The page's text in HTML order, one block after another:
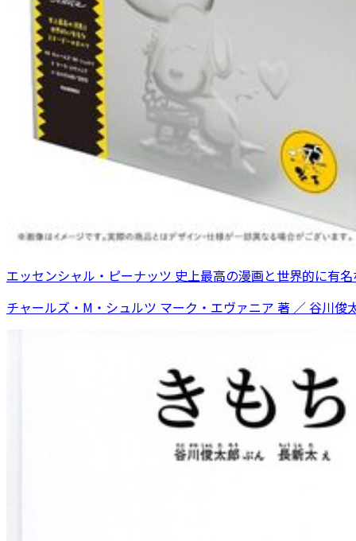
エッセンシャル・ピーナッツ 史上最高の漫画と世界的に有
チャールズ・M・シュルツ マーク・エヴァニア 著 ／ 谷川俊